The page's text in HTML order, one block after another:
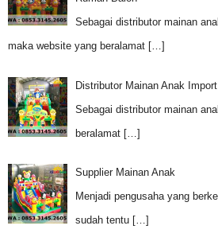
Sebagai distributor mainan
maka website yang beralamat […]
Distributor Mainan Anak Import
Sebagai distributor mainan
beralamat […]
Supplier Mainan Anak
Menjadi pengusaha yang
sudah tentu […]